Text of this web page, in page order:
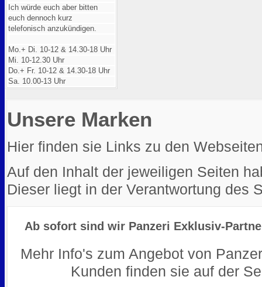
Ich würde euch aber bitten
euch dennoch kurz
telefonisch anzukündigen.
Mo.+ Di. 10-12 & 14.30-18 Uhr
Mi. 10-12.30 Uhr
Do.+ Fr. 10-12 & 14.30-18 Uhr
Sa. 10.00-13 Uhr
Unsere Marken
Hier finden sie Links zu den
Auf den Inhalt der jeweiligen Seiten
Dieser liegt in der Verantwortung des
Ab sofort sind wir Panzeri Exklusiv-
Mehr Info's zum Angebot von
Kunden finden sie auf der